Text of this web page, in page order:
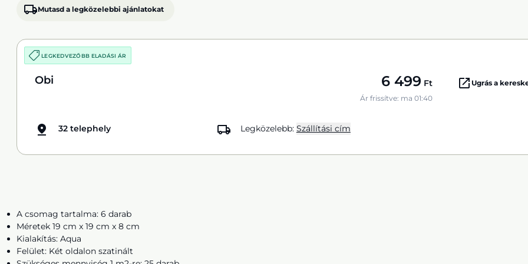
Mutasd a legközelebbi ajánlatokat
LEGKEDVEZŐBB ELADÁSI ÁR
Obi 6 499 Ft
Ár frissítve: ma 01:40
Ugrás a
32 telephely Legközelebb: Szállítási cím
A csomag tartalma: 6 darab
Méretek 19 cm x 19 cm x 8 cm
Kialakítás: Aqua
Felület: Két oldalon szatinált